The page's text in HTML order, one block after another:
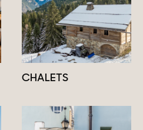
CHALETS